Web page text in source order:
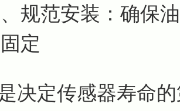
规范安装：确保
定
决定传感器寿命